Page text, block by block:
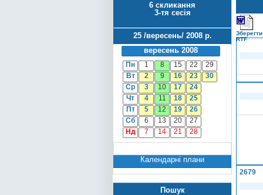
6 скликання
3-тя сесія
25 /вересень/ 2008 р.
вересень 2008
Пн 1 8 15 22
29
Вт
2 9 16 23
30
Ср
3 10 17
24
Чт
4 11 18
25
Пт
5 12 19
26
Сб
6 13 20
27
Нд
7 14 21 28
Календарні плани
Пошук
RTF
2679